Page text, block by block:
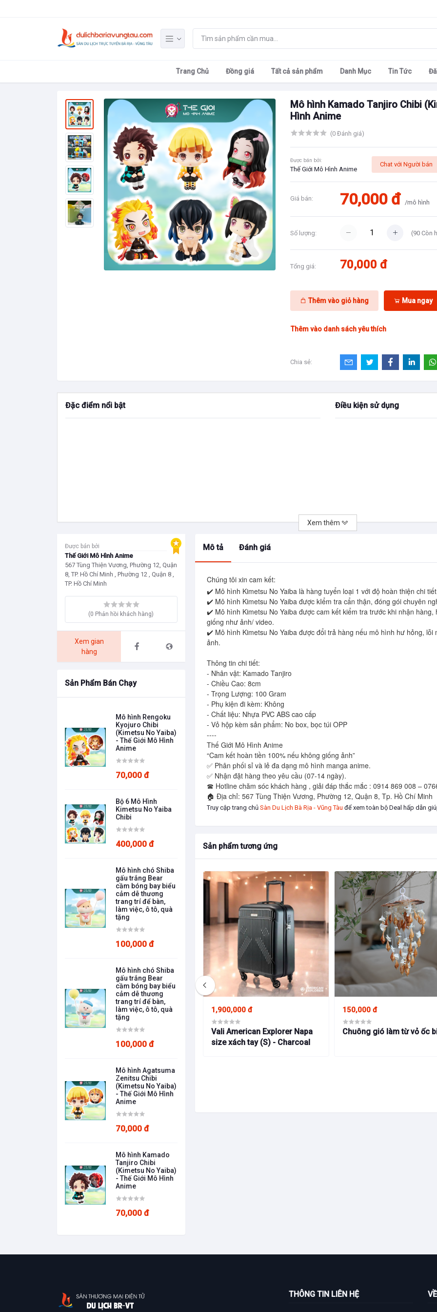
Trang Chủ Đồng giá Tất cả sản phẩm Danh Mục Tin Tức
Mô hình Kamado Tanjiro Chibi
Hình Anime
(0 Đánh giá)
Được bán bởi:
Thế Giới Mô Hình Anime
Chat với Người bán
Giá bán: 70,000 đ/mô hình
Số lượng: (90 Còn
Tổng giá: 70,000 đ
Thêm vào giỏ hàng Mua ngay
Thêm vào danh sách yêu thích
Chia sẻ:
Đặc điểm nổi bật Điều kiện sử dụng
Xem thêm
Được bán bởi
Thế Giới Mô Hình Anime
567 Tùng Thiện Vương, Phường 12, Quận
8, TP. Hồ Chí Minh , Phường 12 , Quận 8 ,
TP. Hồ Chí Minh
(0 Phản hồi khách hàng)
Xem gian
hàng
Sản Phẩm Bán Chạy
Mô hình Rengoku
Kyojuro Chibi
(Kimetsu No Yaiba)
- Thế Giới Mô Hình
Anime
70,000 đ
Bộ 6 Mô Hình
Kimetsu No Yaiba
Chibi
400,000 đ
Mô hình chó Shiba
gấu trắng Bear
cầm bóng bay biểu
cảm dễ thương
trang trí để bàn,
làm việc, ô tô, quà
tặng
100,000 đ
Mô hình chó Shiba
gấu trắng Bear
cầm bóng bay biểu
cảm dễ thương
trang trí để bàn,
làm việc, ô tô, quà
tặng
100,000 đ
Mô hình Agatsuma
Zenitsu Chibi
(Kimetsu No Yaiba)
- Thế Giới Mô Hình
Anime
70,000 đ
Mô hình Kamado
Tanjiro Chibi
(Kimetsu No Yaiba)
- Thế Giới Mô Hình
Anime
70,000 đ
Mô tả Đánh giá
Chúng tôi xin cam kết:
✔️ Mô hình Kimetsu No Yaiba là hàng tuyển loại 1 với độ hoàn thiện chi
✔️ Mô hình Kimetsu No Yaiba được kIểm tra cẩn thận, đóng gói chuyên
✔️ Mô hình Kimetsu No Yaiba được cam kết kiểm tra trước khi nhận
giống như ảnh/ video.
✔️ Mô hình Kimetsu No Yaiba được đổi trả hàng nếu mô hình hư hỏng, lỗi
ảnh.
Thông tin chi tiết:
- Nhân vật: Kamado Tanjiro
- Chiều Cao: 8cm
- Trọng Lượng: 100 Gram
- Phụ kiện đi kèm: Không
- Chất liệu: Nhựa PVC ABS cao cấp
- Vỏ hộp kèm sản phẩm: No box, bọc túi OPP
----
Thế Giới Mô Hình Anime
“Cam kết hoàn tiền 100% nếu không giống ảnh”
✅ Phân phối sỉ và lẻ đa dạng mô hình manga anime.
✅ Nhận đặt hàng theo yêu cầu (07-14 ngày).
☎️ Hotline chăm sóc khách hàng , giải đáp thắc mắc : 0914 869 008 –
🏠 Địa chỉ: 567 Tùng Thiện Vương, Phường 12, Quận 8, Tp. Hồ Chí Minh
Truy cập trang chủ Sàn Du Lịch Bà Rịa - Vũng Tàu để xem toàn bộ Deal hấp dẫn
Sản phẩm tương ứng
Bọ Trên Lá
1,900,000 đ
Vali American Explorer Napa
size xách tay (S) - Charcoal
150,000 đ
Chuông gió làm từ vỏ ốc
THÔNG TIN LIÊN HỆ